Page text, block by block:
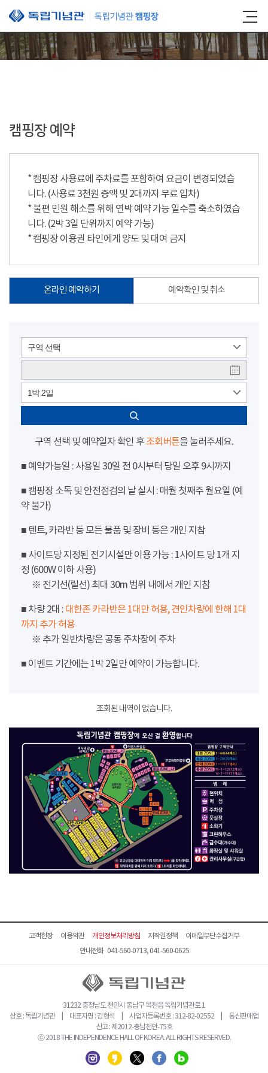
본문 바로가기
캠핑장 예약
* 캠핑장 사용료에 주차료를 포함하여 요금이 변경되었습
니다. (사용료 3천원 증액 및 2대까지 무료 입차)
* 불편 민원 해소를 위해 연박 예약 가능 일수를 축소하였습
니다. (2박 3일 단위까지 예약 가능)
* 캠핑장 이용권 타인에게 양도 및 대여 금지
온라인 예약하기 예약확인 및 취소
구역 선택
1박 2일
구역 선택 및 예약일자 확인 후 조회버튼을 눌러주세요.
■ 예약가능일 : 사용일 30일 전 0시부터 당일 오후 9시까지
■ 캠핑장 소독 및 안전점검의 날 실시 : 매월 첫째주 월요일 (예
약 불가)
■ 텐트, 카라반 등 모든 물품 및 장비 등은 개인 지참
■ 사이트당 지정된 전기시설만 이용 가능 : 1사이트 당 1개 지
정 (600W 이하 사용)
※ 전기선(릴선) 최대 30m 범위 내에서 개인 지참
■ 차량 2대 : 대한존 카라반은 1대만 허용, 견인차량에 한해 1대
까지 추가 허용
※ 추가 일반차량은 공동 주차장에 주차
■ 이벤트 기간에는 1박 2일만 예약이 가능합니다.
조회된 내역이 없습니다.
고객헌장 이용약관 개인정보처리방침 저작권정책
이메일무단수집거부
안내전화 041-560-0713, 041-560-0625
31232 충청남도 천안시 동남구 목천읍 독립기념관로 1
상호 : 독립기념관 | 대표자명 : 김형석 | 사업자등록번호 : 312-82-02552 | 통신판매업
신고 : 제2012-충남천안-75호
ⓒ 2018 THE INDEPENDENCE HALL OF KOREA. ALL RIGHTS RESERVED.